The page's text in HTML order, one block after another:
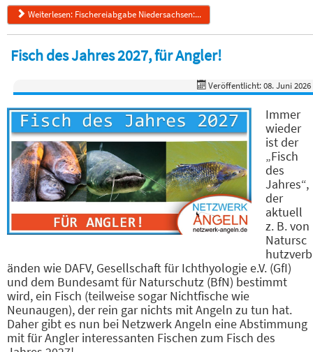
Weiterlesen: Fischereiabgabe Niedersachsen:...
Fisch des Jahres 2027, für Angler!
Veröffentlicht: 08. Juni 2026
Immer
wieder
ist der
„Fisch
des
Jahres“,
der
aktuell
z. B. von
Natursc
hutzverb
änden wie DAFV, Gesellschaft für Ichthyologie e.V. (GfI)
und dem Bundesamt für Naturschutz (BfN) bestimmt
wird, ein Fisch (teilweise sogar Nichtfische wie
Neunaugen), der rein gar nichts mit Angeln zu tun hat.
Daher gibt es nun bei Netzwerk Angeln eine Abstimmung
mit für Angler interessanten Fischen zum Fisch des